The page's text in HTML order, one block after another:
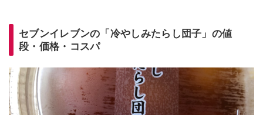
セブンイレブンの「冷やしみたらし団子」の値
段・価格・コスパ